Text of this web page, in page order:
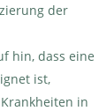
der
hin, dass eine
ist,
in